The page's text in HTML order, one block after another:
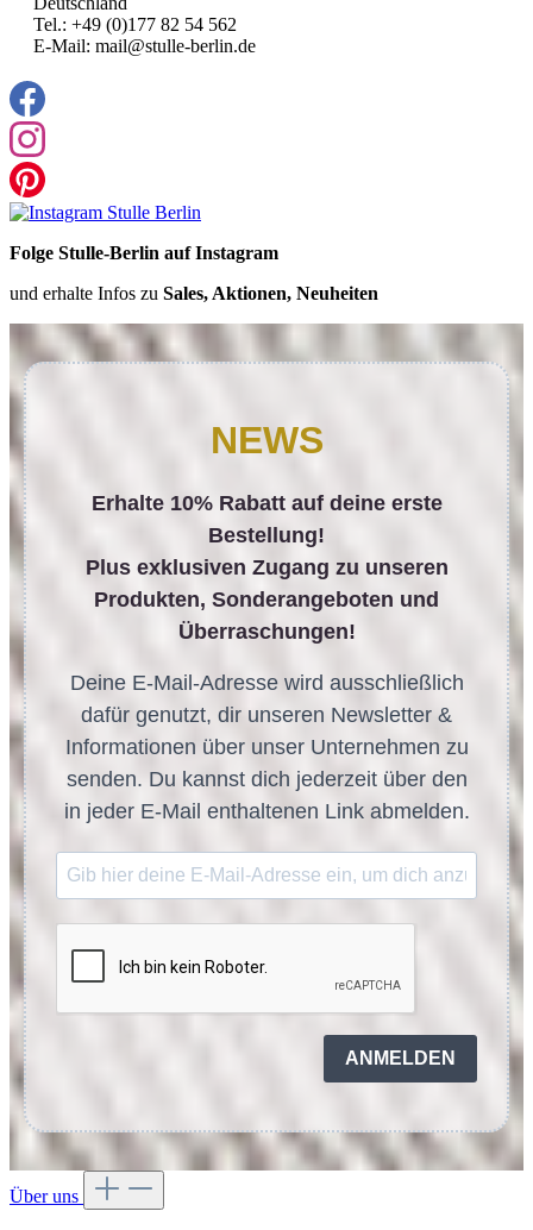
Tel.: +49 (0)177 82 54 562
E-Mail: mail@stulle-berlin.de
Folge Stulle-Berlin auf Instagram
und erhalte Infos zu Sales, Aktionen, Neuheiten
NEWS
Erhalte 10% Rabatt auf deine erste
Bestellung!
Plus exklusiven Zugang zu unseren
Produkten, Sonderangeboten und
Überraschungen!
Deine E-Mail-Adresse wird ausschließlich
dafür genutzt, dir unseren Newsletter &
Informationen über unser Unternehmen zu
senden. Du kannst dich jederzeit über den
in jeder E-Mail enthaltenen Link abmelden.
ANMELDEN
Über uns